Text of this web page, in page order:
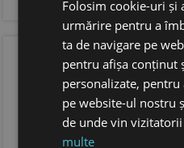
foarte usoare
OPINIA
ADAUGA
Folosim cookie-uri și
urmărire pentru a
ta de navigare pe
pentru afișa conținut
personalizate,
pe website-ul nostru
de unde vin
multe